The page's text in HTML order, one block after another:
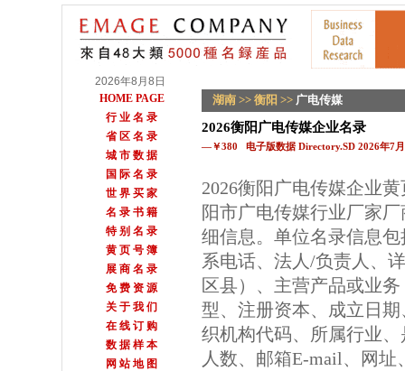
2026年8月8日
HOME PAGE
行 业 名 录
省 区 名 录
城 市 数 据
国 际 名 录
世 界 买 家
名 录 书 籍
特 别 名 录
黄 页 号 簿
展 商 名 录
免 费 资 源
关 于 我 们
在 线 订 购
数 据 样 本
网 站 地 图
湖南 >> 衡阳 >> 广电传媒
2026衡阳广电传媒企业名录
—￥380 电子版数据 Directory.SD 2026年7
2026衡阳广电传媒企业
阳市广电传媒行业厂家
细信息。单位名录信息
系电话、法人/负责人、
区县）、主营产品或业
型、注册资本、成立日
织机构代码、所属行业
人数、邮箱E-mail、网址